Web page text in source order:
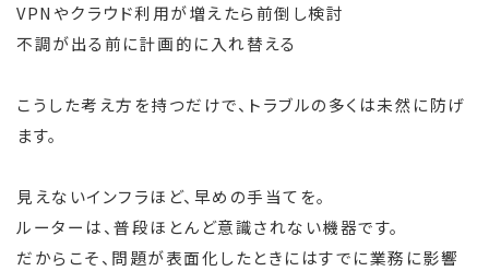
VPNやクラウド利用が増えたら前倒し検討
不調が出る前に計画的に入れ替える
こうした考え方を持つだけで、トラブルの多くは未然に防げ
ます。
見えないインフラほど、早めの手当てを。
ルーターは、普段ほとんど意識されない機器です。
だからこそ、問題が表面化したときにはすでに業務に影響